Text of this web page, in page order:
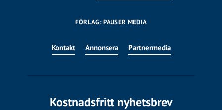
FÖRLAG: PAUSER MEDIA
Kontakt Annonsera Partnermedia
Kostnadsfritt nyhetsbrev